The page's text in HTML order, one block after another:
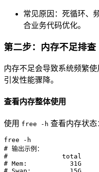
常见原因：死循环、
合业务代码优化。
第二步：内存不足排查
内存不足会导致系统频繁使
引发性能骤降。
查看内存整体使用
使用 free -h 查看内存状态
# 输出示例：
#              total
# Mem:           31G